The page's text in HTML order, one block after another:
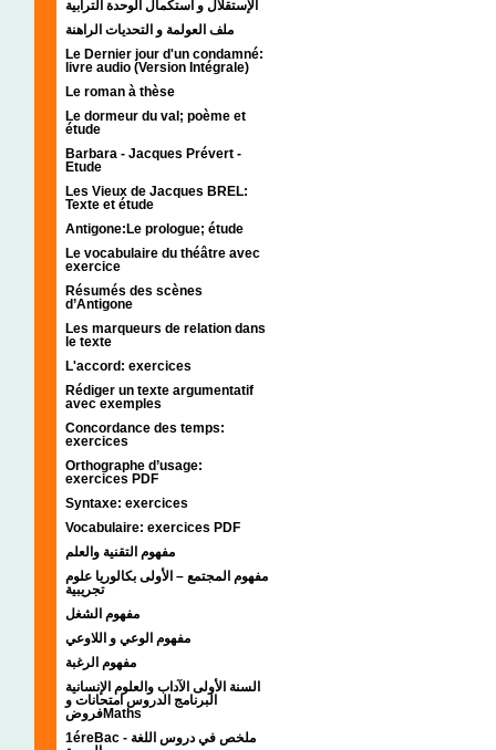
الإستقلال و استكمال الوحدة الترابية
ملف العولمة و التحديات الراهنة
Le Dernier jour d'un condamné:
livre audio (Version Intégrale)
Le roman à thèse
Le dormeur du val; poème et
étude
Barbara - Jacques Prévert -
Etude
Les Vieux de Jacques BREL:
Texte et étude
Antigone:Le prologue; étude
Le vocabulaire du théâtre avec
exercice
Résumés des scènes
d’Antigone
Les marqueurs de relation dans
le texte
L'accord: exercices
Rédiger un texte argumentatif
avec exemples
Concordance des temps:
exercices
Orthographe d’usage:
exercices PDF
Syntaxe: exercices
Vocabulaire: exercices PDF
مفهوم التقنية والعلم
مفهوم المجتمع – الأولى بكالوريا علوم
تجريبية
مفهوم الشغل
مفهوم الوعي و اللاوعي
مفهوم الرغبة
السنة الأولى الآداب والعلوم الإنسانية
البرنامج الدروس امتحانات و
فروضMaths
1éreBac - ملخص في دروس اللغة